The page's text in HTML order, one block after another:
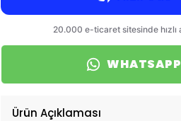
WHATSAPP
Ürün Açıklaması